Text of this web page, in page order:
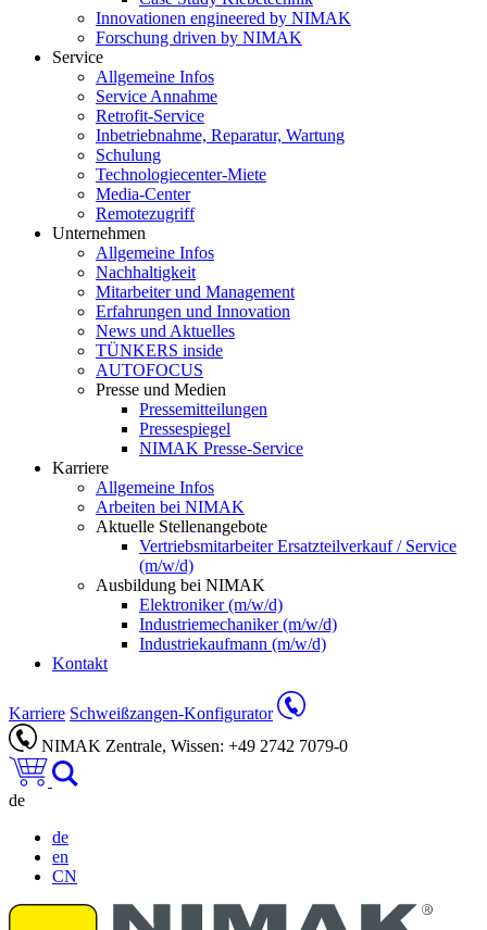
Innovationen engineered by NIMAK
Forschung driven by NIMAK
Service
Allgemeine Infos
Service Annahme
Retrofit-Service
Inbetriebnahme, Reparatur, Wartung
Schulung
Technologiecenter-Miete
Media-Center
Remotezugriff
Unternehmen
Allgemeine Infos
Nachhaltigkeit
Mitarbeiter und Management
Erfahrungen und Innovation
News und Aktuelles
TÜNKERS inside
AUTOFOCUS
Presse und Medien
Pressemitteilungen
Pressespiegel
NIMAK Presse-Service
Karriere
Allgemeine Infos
Arbeiten bei NIMAK
Aktuelle Stellenangebote
Vertriebsmitarbeiter Ersatzteilverkauf / Service
(m/w/d)
Ausbildung bei NIMAK
Elektroniker (m/w/d)
Industriemechaniker (m/w/d)
Industriekaufmann (m/w/d)
Kontakt
Karriere Schweißzangen-Konfigurator
NIMAK Zentrale, Wissen: +49 2742 7079-0
de
de
en
CN